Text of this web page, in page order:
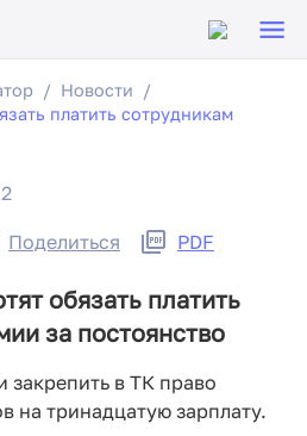
Новости
платить сотрудникам
Поделиться PDF
обязать платить
за постоянство
в ТК право
на тринадцатую зарплату.